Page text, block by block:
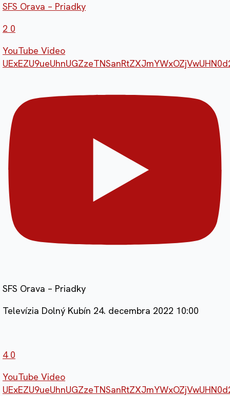
SFS Orava – Priadky
2 0
YouTube Video
SFS Orava – Priadky
Televízia Dolný Kubín 24. decembra 2022 10:00
4 0
YouTube Video